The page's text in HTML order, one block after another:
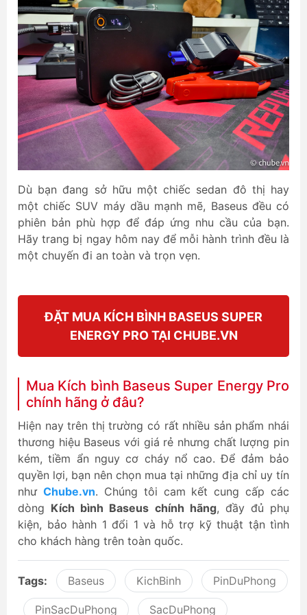
Dù bạn đang sở hữu một chiếc sedan đô thị hay
một chiếc SUV máy dầu mạnh mẽ, Baseus đều có
phiên bản phù hợp để đáp ứng nhu cầu của bạn.
Hãy trang bị ngay hôm nay để mỗi hành trình đều là
một chuyến đi an toàn và trọn vẹn.
ĐẶT MUA KÍCH BÌNH BASEUS SUPER
ENERGY PRO TẠI CHUBE.VN
Mua Kích bình Baseus Super Energy Pro
chính hãng ở đâu?
Hiện nay trên thị trường có rất nhiều sản phẩm nhái
thương hiệu Baseus với giá rẻ nhưng chất lượng pin
kém, tiềm ẩn nguy cơ cháy nổ cao. Để đảm bảo
quyền lợi, bạn nên chọn mua tại những địa chỉ uy tín
như Chube.vn. Chúng tôi cam kết cung cấp các
dòng Kích bình Baseus chính hãng, đầy đủ phụ
kiện, bảo hành 1 đổi 1 và hỗ trợ kỹ thuật tận tình
cho khách hàng trên toàn quốc.
Tags: Baseus KichBinh PinDuPhong
PinSacDuPhong SacDuPhong